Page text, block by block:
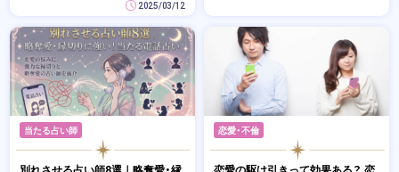
2025/03/12
当たる占い師 恋愛・不倫